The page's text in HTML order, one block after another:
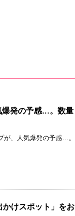
爆発の予感…。数量
が、人気爆発の予感…。
けスポット」をお